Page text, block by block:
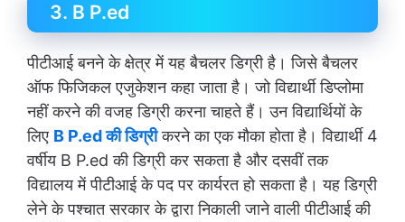
3. B P.ed
पीटीआई बनने के क्षेत्र में यह बैचलर डिग्री है। जिसे बैचलर
ऑफ फिजिकल एजुकेशन कहा जाता है। जो विद्यार्थी डिप्लोमा
नहीं करने की वजह डिग्री करना चाहते हैं। उन विद्यार्थियों के
लिए B P.ed की डिग्रीकरने का एक मौका होता है। विद्यार्थी 4
वर्षीय B P.ed की डिग्री कर सकता है और दसवीं तक
विद्यालय में पीटीआई के पद पर कार्यरत हो सकता है। यह डिग्री
लेने के पश्चात सरकार के द्वारा निकाली जाने वाली पीटीआई की